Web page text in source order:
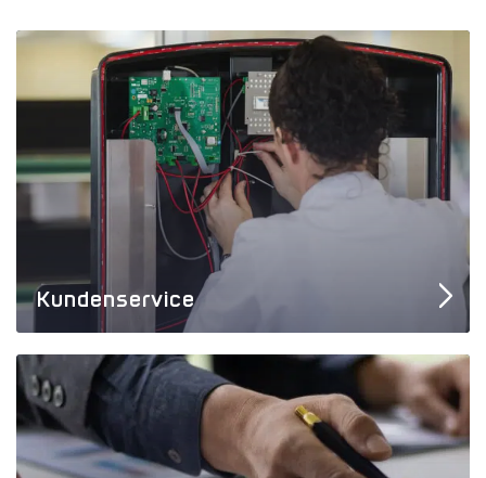
Kundenservice